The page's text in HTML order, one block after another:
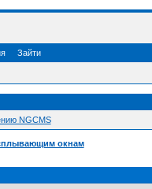
Зайти
NGCMS
окнам